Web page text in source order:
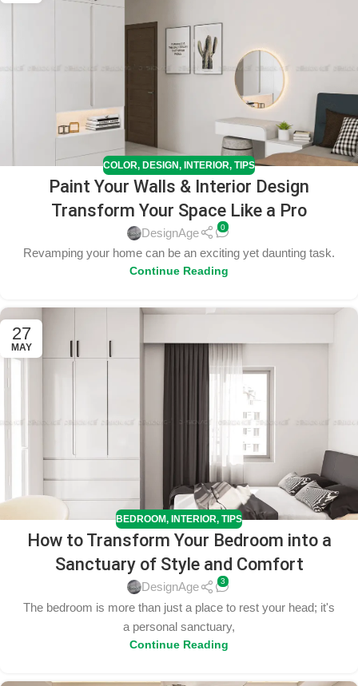
COLOR, DESIGN, INTERIOR, TIPS
Paint Your Walls & Interior Design
Transform Your Space Like a Pro
DesignAge 0
Revamping your home can be an exciting yet daunting task.
Continue Reading
27
MAY
BEDROOM, INTERIOR, TIPS
How to Transform Your Bedroom into a
Sanctuary of Style and Comfort
DesignAge 3
The bedroom is more than just a place to rest your head; it's
a personal sanctuary,
Continue Reading